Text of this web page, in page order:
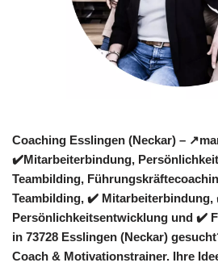
Coaching Esslingen (Neckar) –
✔️Mitarbeiterbindung,
Teambilding,
Teambilding, ✔️
Persönlichkeitsentwicklung und ✔️
in 73728 Esslingen (Neckar)
Coach & Motivationstrainer. Ihre